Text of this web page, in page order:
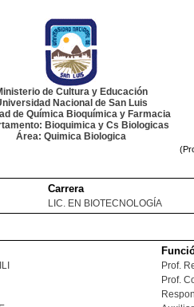
de Cultura y Educación
Nacional de San Luis
de Química Bioquímica y Farmacia
Bioquimica y Cs Biologicas
Área: Quimica Biologica
Carrera
LIC. EN BIOTECNOLOGÍA
Prof.
Prof.